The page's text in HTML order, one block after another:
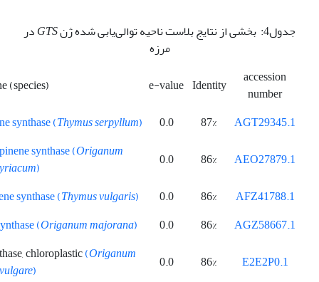
جدول4: بخشی از نتایج بلاست ناحیه توالی‌یابی شده ژن GTSدر
مرزه
accession
number
Identity
e-value
(species)
AGT29345.1
87%
0.0
synthase (Thymusserpyllum)
AEO27879.1
86%
0.0
synthase (Origanum
)
AFZ41788.1
86%
0.0
synthase (Thymusvulgaris)
AGZ58667.1
86%
0.0
(Origanummajorana)
E2E2P0.1
86%
0.0
chloroplastic(Origanum
)